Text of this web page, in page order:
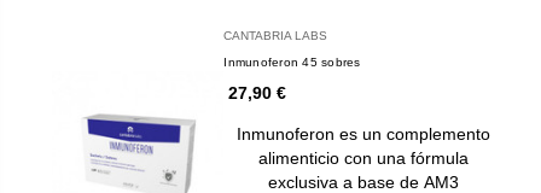
CANTABRIA LABS
Inmunoferon 45 sobres
27,90 €
Inmunoferon es un complemento
alimenticio con una fórmula
exclusiva a base de AM3